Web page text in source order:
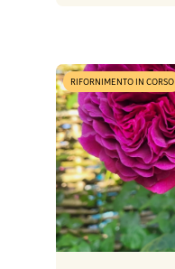
RIFORNIMENTO IN CORSO